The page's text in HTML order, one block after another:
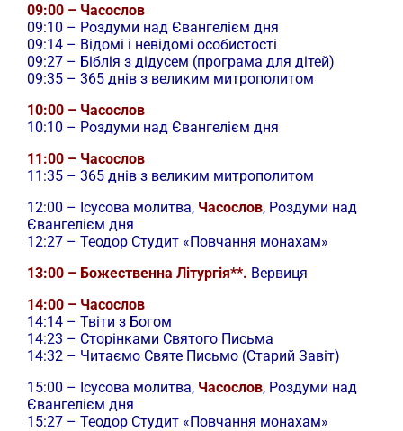
09:00 – Часослов
09:10 – Роздуми над Євангелієм дня
09:14 – Відомі і невідомі особистості
09:27 – Біблія з дідусем (програма для дітей)
09:35 – 365 днів з великим митрополитом
10:00 – Часослов
10:10 – Роздуми над Євангелієм дня
11:00 – Часослов
11:35 – 365 днів з великим митрополитом
12:00 – Ісусова молитва, Часослов, Роздуми над
Євангелієм дня
12:27 – Теодор Студит «Повчання монахам»
13:00 – Божественна Літургія**. Вервиця
14:00 – Часослов
14:14 – Твіти з Богом
14:23 – Сторінками Святого Письма
14:32 – Читаємо Святе Письмо (Старий Завіт)
15:00 – Ісусова молитва, Часослов, Роздуми над
Євангелієм дня
15:27 – Теодор Студит «Повчання монахам»